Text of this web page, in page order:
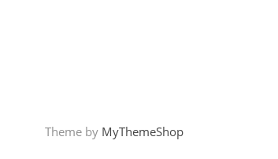
Theme by MyThemeShop